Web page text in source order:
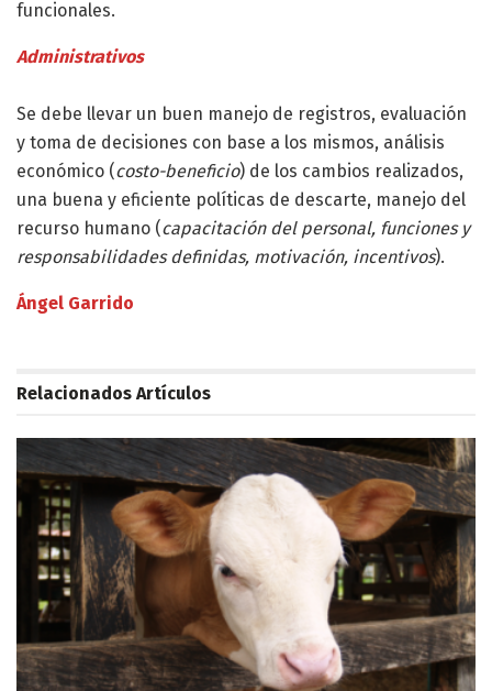
funcionales.
Administrativos
Se debe llevar un buen manejo de registros, evaluación
y toma de decisiones con base a los mismos, análisis
económico (costo-beneficio) de los cambios realizados,
una buena y eficiente políticas de descarte, manejo del
recurso humano (capacitación del personal, funciones y
responsabilidades definidas, motivación, incentivos).
Ángel Garrido
Relacionados Artículos